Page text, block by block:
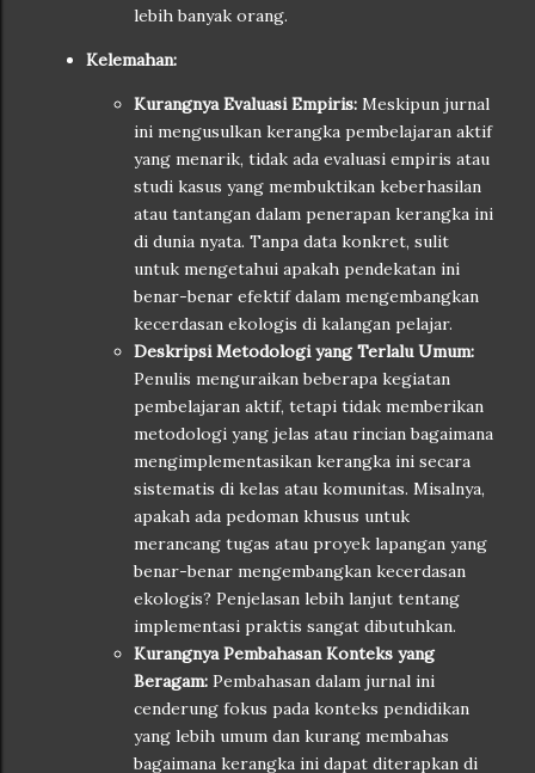
lebih banyak orang.
Kelemahan:
Kurangnya Evaluasi Empiris: Meskipun jurnal
ini mengusulkan kerangka pembelajaran aktif
yang menarik, tidak ada evaluasi empiris atau
studi kasus yang membuktikan keberhasilan
atau tantangan dalam penerapan kerangka ini
di dunia nyata. Tanpa data konkret, sulit
untuk mengetahui apakah pendekatan ini
benar-benar efektif dalam mengembangkan
kecerdasan ekologis di kalangan pelajar.
Deskripsi Metodologi yang Terlalu Umum:
Penulis menguraikan beberapa kegiatan
pembelajaran aktif, tetapi tidak memberikan
metodologi yang jelas atau rincian bagaimana
mengimplementasikan kerangka ini secara
sistematis di kelas atau komunitas. Misalnya,
apakah ada pedoman khusus untuk
merancang tugas atau proyek lapangan yang
benar-benar mengembangkan kecerdasan
ekologis? Penjelasan lebih lanjut tentang
implementasi praktis sangat dibutuhkan.
Kurangnya Pembahasan Konteks yang
Beragam: Pembahasan dalam jurnal ini
cenderung fokus pada konteks pendidikan
yang lebih umum dan kurang membahas
bagaimana kerangka ini dapat diterapkan di